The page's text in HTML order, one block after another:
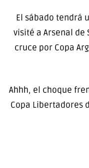
El sábado tendrá
visité a Arsenal de
cruce por Copa
Ahhh, el choque
Copa Libertadores